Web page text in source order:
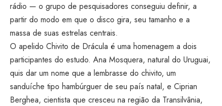
rádio — o grupo de pesquisadores conseguiu definir, a
partir do modo em que o disco gira, seu tamanho e a
massa de suas estrelas centrais.
O apelido Chivito de Drácula é uma homenagem a dois
participantes do estudo. Ana Mosquera, natural do Uruguai,
quis dar um nome que a lembrasse do chivito, um
sanduíche tipo hambúrguer de seu país natal, e Ciprian
Berghea, cientista que cresceu na região da Transilvânia,